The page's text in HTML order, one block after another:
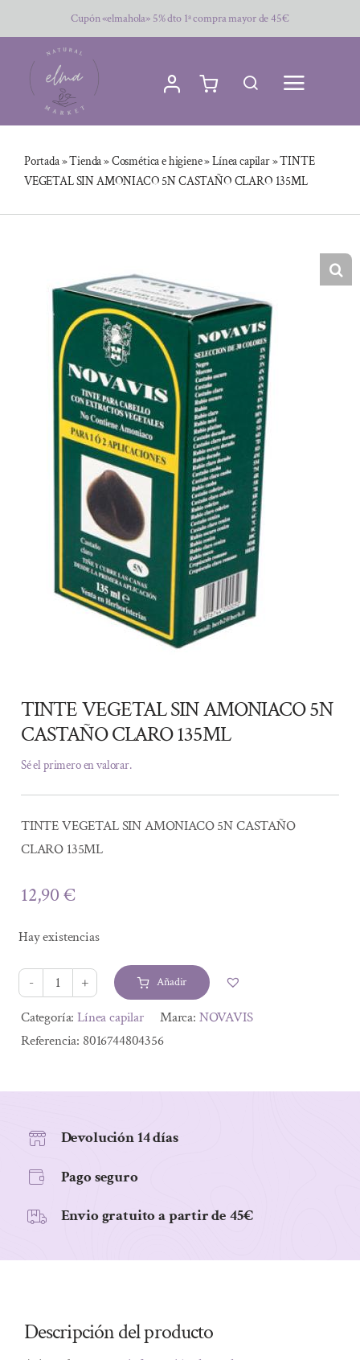
al
contenido
Cupón «elmahola» 5% dto 1ª compra mayor de 45€
Portada»Tienda»Cosmética e higiene»Línea capilar»TINTE
VEGETAL SIN AMONIACO 5N CASTAÑO CLARO 135ML
TINTE VEGETAL SIN AMONIACO 5N
CASTAÑO CLARO 135ML
Sé el primero en valorar.
TINTE VEGETAL SIN AMONIACO 5N CASTAÑO
CLARO 135ML
12,90€
Hay existencias
TINTE
VEGETAL
SIN
CLARO
cantidad
Añadir
Alternative:
Categoría:Línea capilar Marca: NOVAVIS
Referencia: 8016744804356
Devolución 14 días
Pago seguro
Envio gratuito a partir de 45€
Descripción del producto